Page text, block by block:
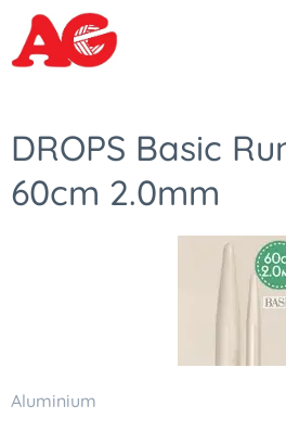
DROPS Basic
60cm 2.0mm
Aluminium